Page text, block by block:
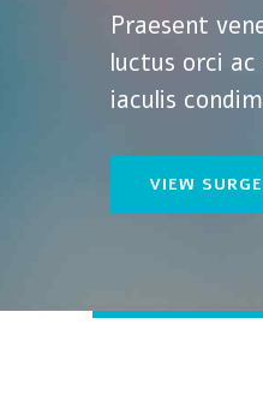
Praesent
luctus orci
iaculis
VIEW